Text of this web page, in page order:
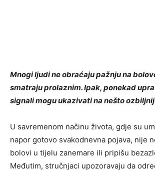
Mnogi ljudi ne obraćaju pažnju na
smatraju prolaznim. Ipak, ponekad
signali mogu ukazivati na nešto
U savremenom načinu života, gdje su
napor gotovo svakodnevna pojava, nije
bolovi u tijelu zanemare ili pripišu
Međutim, stručnjaci upozoravaju da